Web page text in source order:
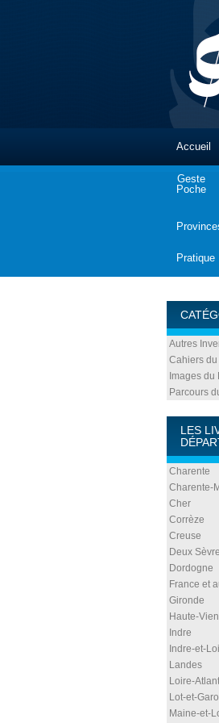
Accueil
Geste
Poche
Pratique
Autres
Cahiers
Images du
Parcours
LES
Charente
Charente-
Cher
Corrèze
Creuse
Deux
Dordogne
France et
Gironde
Haute-
Indre
Indre-et-
Landes
Loire-
Lot-et-
Maine-et-